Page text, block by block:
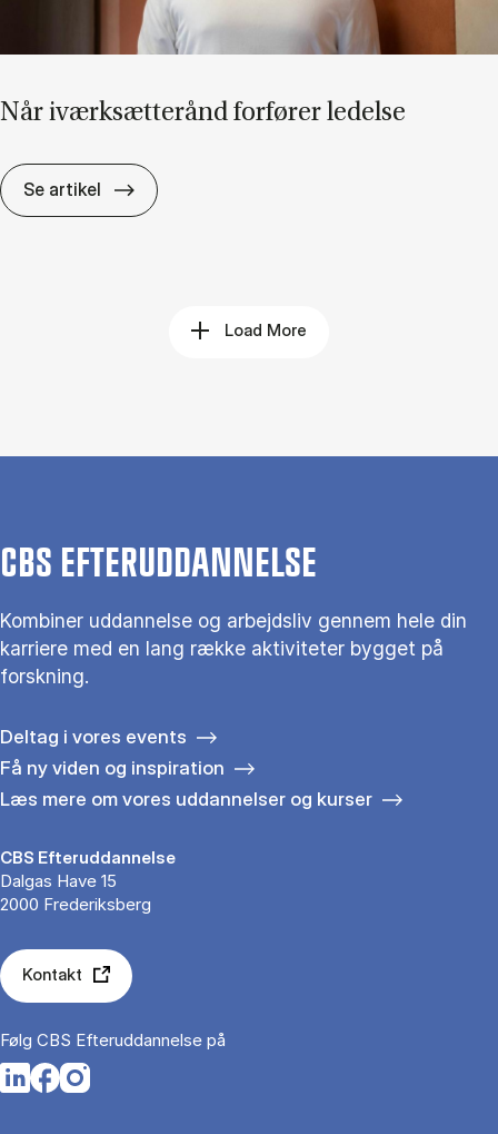
Når iværk­sæt­terånd for­fø­rer le­del­se
Se artikel Når iværk­sæt­terånd for­fø­rer le­del­se
Load More
CBS EFTERUDDANNELSE
Kombiner uddannelse og arbejdsliv gennem hele din
karriere med en lang række aktiviteter bygget på
forskning.
Deltag i vores events
Få ny viden og inspiration
Læs mere om vores uddannelser og kurser
CBS Efteruddannelse
Dalgas Have 15
2000 Frederiksberg
Kontakt
Følg CBS Efteruddannelse på
Opens in a new tab
Opens in a new tab
Opens in a new tab